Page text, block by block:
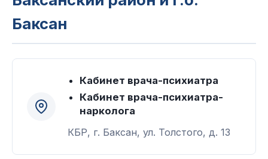
Баксан
Кабинет врача-психиатра
Кабинет врача-психиатра-
нарколога
КБР, г. Баксан, ул. Толстого, д. 13